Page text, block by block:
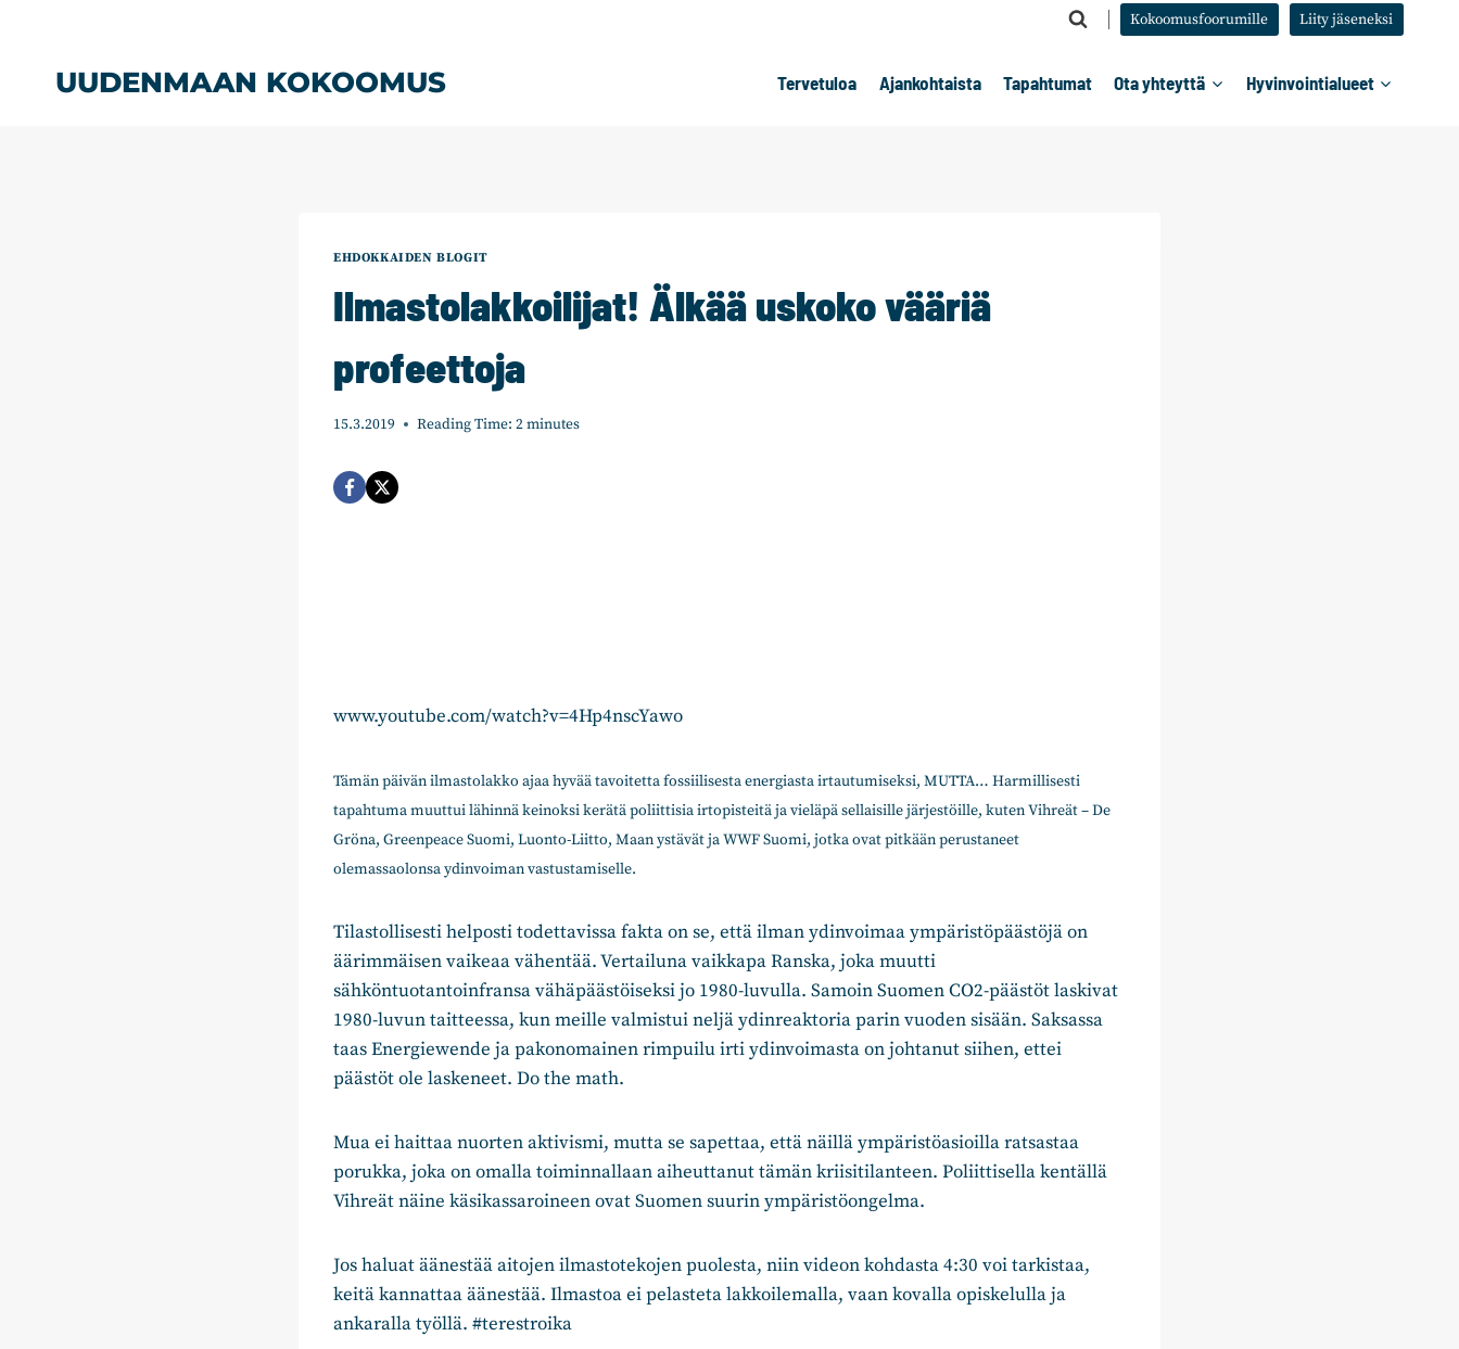
Kokoomusfoorumille Liity jäseneksi
UUDENMAAN KOKOOMUS Tervetuloa Ajankohtaista Tapahtumat Ota yhteyttä Hyvinvointialueet
EHDOKKAIDEN BLOGIT
Ilmastolakkoilijat! Älkää uskoko vääriä
profeettoja
15.3.2019 Reading Time: 2minutes
www.youtube.com/watch?v=4Hp4nscYawo
Tämän päivän ilmastolakko ajaa hyvää tavoitetta fossiilisesta energiasta irtautumiseksi, MUTTA… Harmillisesti
tapahtuma muuttui lähinnä keinoksi kerätä poliittisia irtopisteitä ja vieläpä sellaisille järjestöille, kuten Vihreät – De
Gröna, Greenpeace Suomi, Luonto-Liitto, Maan ystävät ja WWF Suomi, jotka ovat pitkään perustaneet
olemassaolonsa ydinvoiman vastustamiselle.
Tilastollisesti helposti todettavissa fakta on se, että ilman ydinvoimaa ympäristöpäästöjä on
äärimmäisen vaikeaa vähentää. Vertailuna vaikkapa Ranska, joka muutti
sähköntuotantoinfransa vähäpäästöiseksi jo 1980-luvulla. Samoin Suomen CO2-päästöt laskivat
1980-luvun taitteessa, kun meille valmistui neljä ydinreaktoria parin vuoden sisään. Saksassa
taas Energiewende ja pakonomainen rimpuilu irti ydinvoimasta on johtanut siihen, ettei
päästöt ole laskeneet. Do the math.
Mua ei haittaa nuorten aktivismi, mutta se sapettaa, että näillä ympäristöasioilla ratsastaa
porukka, joka on omalla toiminnallaan aiheuttanut tämän kriisitilanteen. Poliittisella kentällä
Vihreät näine käsikassaroineen ovat Suomen suurin ympäristöongelma.
Jos haluat äänestää aitojen ilmastotekojen puolesta, niin videon kohdasta 4:30 voi tarkistaa,
keitä kannattaa äänestää. Ilmastoa ei pelasteta lakkoilemalla, vaan kovalla opiskelulla ja
ankaralla työllä. #terestroika